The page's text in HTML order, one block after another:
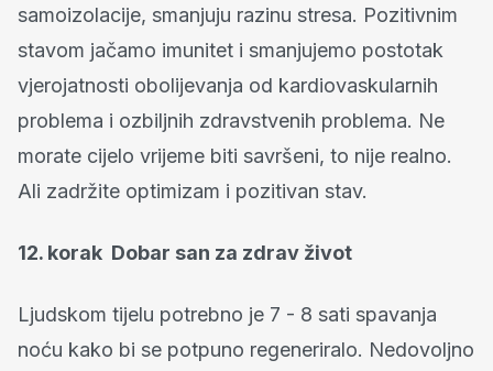
samoizolacije, smanjuju razinu stresa. Pozitivnim
stavom jačamo imunitet i smanjujemo postotak
vjerojatnosti obolijevanja od kardiovaskularnih
problema i ozbiljnih zdravstvenih problema. Ne
morate cijelo vrijeme biti savršeni, to nije realno.
Ali zadržite optimizam i pozitivan stav.
12. korak Dobar san za zdrav život
Ljudskom tijelu potrebno je 7 - 8 sati spavanja
noću kako bi se potpuno regeneriralo. Nedovoljno